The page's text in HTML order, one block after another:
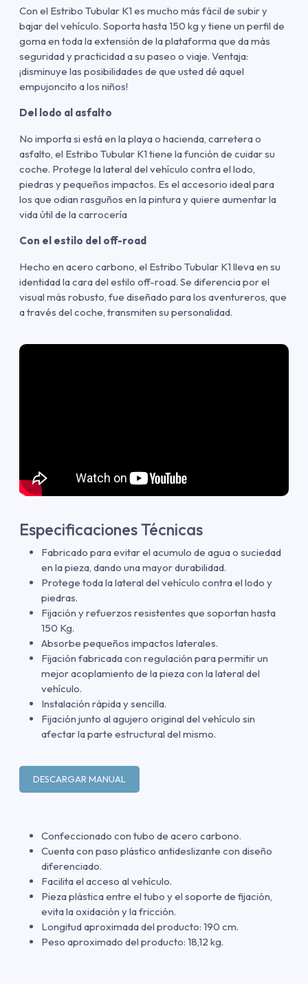
Con el Estribo Tubular K1 es mucho más fácil de subir y
bajar del vehículo. Soporta hasta 150 kg y tiene un perfil de
goma en toda la extensión de la plataforma que da más
seguridad y practicidad a su paseo o viaje. Ventaja:
¡disminuye las posibilidades de que usted dé aquel
empujoncito a los niños!
Del lodo al asfalto
No importa si está en la playa o hacienda, carretera o
asfalto, el Estribo Tubular K1 tiene la función de cuidar su
coche. Protege la lateral del vehículo contra el lodo,
piedras y pequeños impactos. Es el accesorio ideal para
los que odian rasguños en la pintura y quiere aumentar la
vida útil de la carrocería
Con el estilo del off-road
Hecho en acero carbono, el Estribo Tubular K1 lleva en su
identidad la cara del estilo off-road. Se diferencia por el
visual más robusto, fue diseñado para los aventureros, que
a través del coche, transmiten su personalidad.
Especificaciones Técnicas
Fabricado para evitar el acumulo de agua o suciedad
en la pieza, dando una mayor durabilidad.
Protege toda la lateral del vehículo contra el lodo y
piedras.
Fijación y refuerzos resistentes que soportan hasta
150 Kg.
Absorbe pequeños impactos laterales.
Fijación fabricada con regulación para permitir un
mejor acoplamiento de la pieza con la lateral del
vehículo.
Instalación rápida y sencilla.
Fijación junto al agujero original del vehículo sin
afectar la parte estructural del mismo.
DESCARGAR MANUAL
Confeccionado con tubo de acero carbono.
Cuenta con paso plástico antideslizante con diseño
diferenciado.
Facilita el acceso al vehículo.
Pieza plástica entre el tubo y el soporte de fijación,
evita la oxidación y la fricción.
Longitud aproximada del producto: 190 cm.
Peso aproximado del producto: 18,12 kg.